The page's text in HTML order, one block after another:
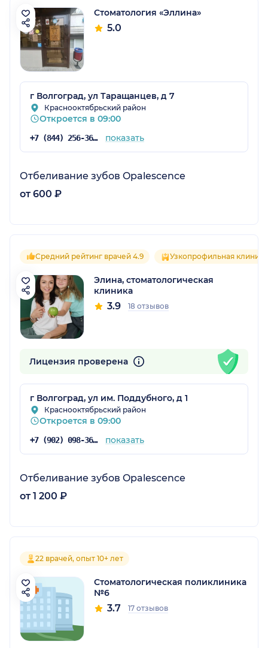
Стоматология «Эллина»
5.0
г Волгоград, ул Таращанцев, д 7
Краснооктябрьский район
Откроется в 09:00
+7 (844) 256-36-40 показать
Отбеливание зубов Opalescence
от 600 ₽
Средний рейтинг врачей 4.9 Узкопрофильная клиника
Элина, стоматологическая
клиника
3.9 18 отзывов
Лицензия проверена
г Волгоград, ул им. Поддубного, д 1
Краснооктябрьский район
Откроется в 09:00
+7 (902) 098-36-40 показать
Отбеливание зубов Opalescence
от 1 200 ₽
22 врачей, опыт 10+ лет
Стоматологическая поликлиника
№6
3.7 17 отзывов